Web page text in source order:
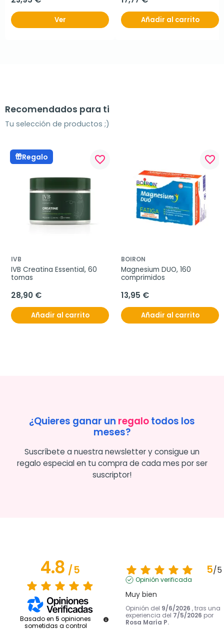
Ver Añadir al carrito
Recomendados para ti
Tu selección de productos ;)
Regalo favorite_border
IVB
IVB Creatina Essential, 60
tomas
28,90 €
Añadir al carrito
favorite_border
BOIRON
Magnesium DUO, 160
comprimidos
13,95 €
Añadir al carrito
¿Quieres ganar un regalotodos los
meses?
Suscríbete a nuestra newsletter y consigue un
regalo especial en tu compra de cada mes por ser
suscriptor!
4.8/5
Basado en 5 opiniones
sometidas a control
5/5
Opinión verificada
Muy bien
Opinión del 9/6/2026 , tras una
experiencia del 7/5/2026 por
Rosa María P.